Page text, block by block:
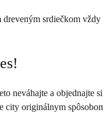
dreveným srdiečkom
neváhajte a objednajte
city originálnym